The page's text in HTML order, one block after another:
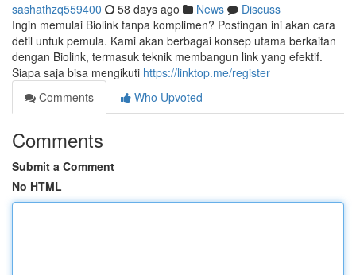
sashathzq559400 58 days ago News
Discuss
Ingin memulai Biolink tanpa komplimen? Postingan ini akan cara
detil untuk pemula. Kami akan berbagai konsep utama berkaitan
dengan Biolink, termasuk teknik membangun link yang efektif.
Siapa saja bisa mengikuti https://linktop.me/register
Comments
Who Upvoted
Comments
Submit a Comment
No HTML